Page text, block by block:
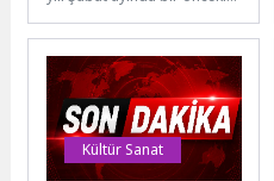
önceki...
Kültür Sanat